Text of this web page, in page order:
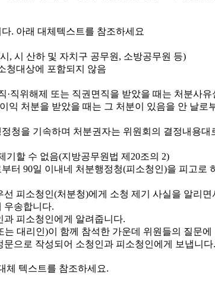
, 시 산하 및 자치구 공무원, 소방공무원 등)
청대상에 포함되지 않음
·직위해제 또는 직권면직을 받았을 때는 처분사
익 처분을 받았을 때는 그 처분이 있음을 안 날로
청을 기속하며 처분권자는 위원회의 결정내용대
기할 수 없음(지방공무원법 제20조의 2)
터 90일 이내네 처분행정청(피소청인)을 피고로
피소청인(처분청)에게 소청 제기 사실을 알리
우송합니다.
피소청인에게 알려줍니다.
대리인)이 함께 참석한 가운데 위원들의 질문
으로 작성되어 소청인과 피소청인에게 보냅니다.